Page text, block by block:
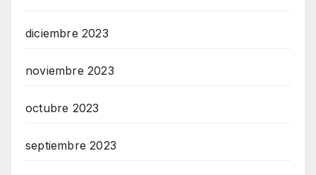
diciembre 2023
noviembre 2023
octubre 2023
septiembre 2023